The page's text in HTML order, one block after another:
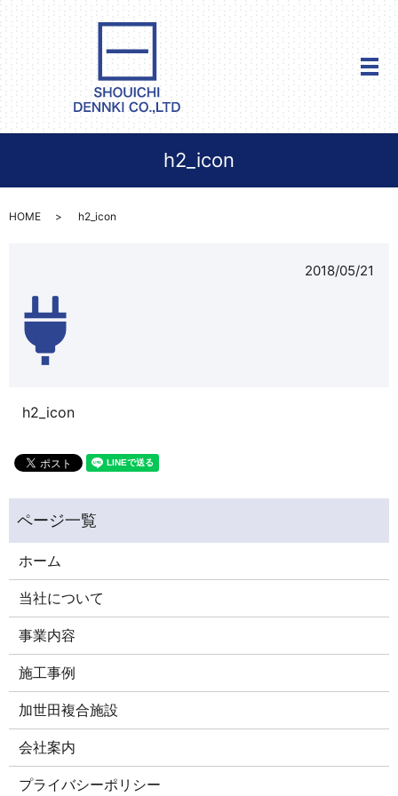
メ
h2_icon
HOME h2_icon
2018/05/21
h2_icon
ホーム
当社について
事業内容
施工事例
加世田複合施設
会社案内
プライバシーポリシー